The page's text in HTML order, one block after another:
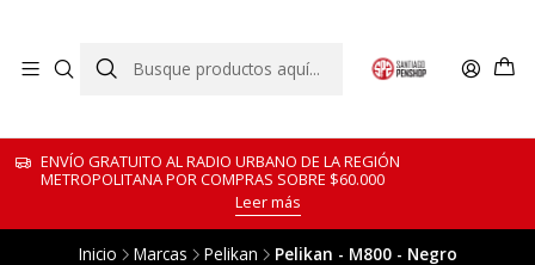
ENVÍO GRATUITO AL RADIO URBANO DE LA REGIÓN
METROPOLITANA POR COMPRAS SOBRE $60.000
Leer más
Inicio Marcas Pelikan Pelikan - M800 - Negro